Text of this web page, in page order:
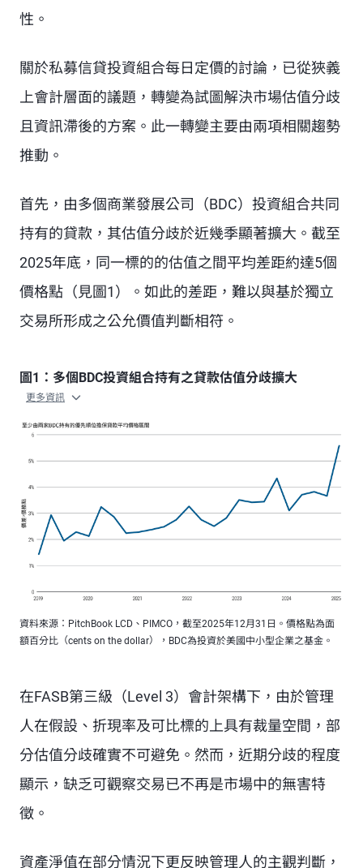
性。
關於私募信貸投資組合每日定價的討論，已從狹義
上會計層面的議題，轉變為試圖解決市場估值分歧
且資訊滯後的方案。此一轉變主要由兩項相關趨勢
推動。
首先，由多個商業發展公司（BDC）投資組合共同
持有的貸款，其估值分歧於近幾季顯著擴大。截至
2025年底，同一標的的估值之間平均差距約達5個
價格點（見圖1）。如此的差距，難以與基於獨立
交易所形成之公允價值判斷相符。
圖1：多個BDC投資組合持有之貸款估值分歧擴大
更多資訊
資料來源：PitchBook LCD、PIMCO，截至2025年12月31日。價格點為面
額百分比（cents on the dollar），BDC為投資於美國中小型企業之基金。
在FASB第三級（Level 3）會計架構下，由於管理
人在假設、折現率及可比標的上具有裁量空間，部
分估值分歧確實不可避免。然而，近期分歧的程度
顯示，缺乏可觀察交易已不再是市場中的無害特
徵。
資產淨值在部分情況下更反映管理人的主觀判斷，